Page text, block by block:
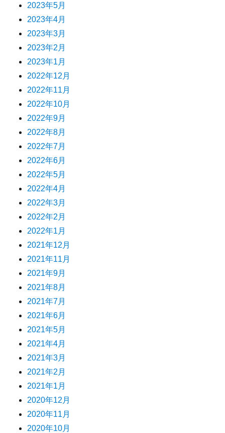
2023年5月
2023年4月
2023年3月
2023年2月
2023年1月
2022年12月
2022年11月
2022年10月
2022年9月
2022年8月
2022年7月
2022年6月
2022年5月
2022年4月
2022年3月
2022年2月
2022年1月
2021年12月
2021年11月
2021年9月
2021年8月
2021年7月
2021年6月
2021年5月
2021年4月
2021年3月
2021年2月
2021年1月
2020年12月
2020年11月
2020年10月